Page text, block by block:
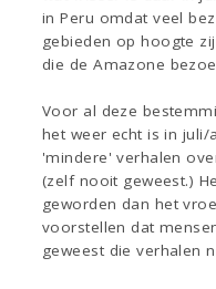
in Peru omdat veel
gebieden op hoogte
die de Amazone
Voor al deze
het weer echt is in juli/
'mindere' verhalen
(zelf nooit geweest.)
geworden dan het
voorstellen dat
geweest die verhalen